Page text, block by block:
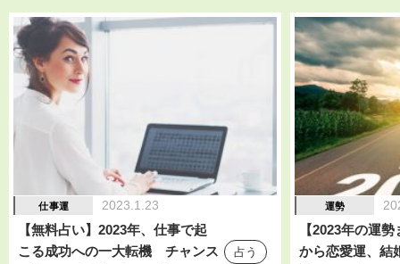
仕事運 2023.1.23
【無料占い】2023年、仕事で起
こる成功への一大転機 チャンス
占う
運勢
【2023年の運
から恋愛運、結